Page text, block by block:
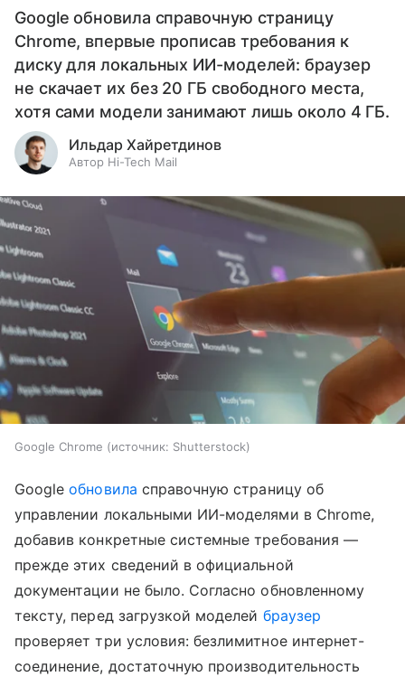
Google обновила справочную страницу
Chrome, впервые прописав требования к
диску для локальных ИИ-моделей: браузер
не скачает их без 20 ГБ свободного места,
хотя сами модели занимают лишь около 4 ГБ.
Ильдар Хайретдинов
Автор Hi-Tech Mail
Google Chrome источник: Shutterstock
Googleобновила справочную страницу об
управлении локальными ИИ-моделями в Chrome,
добавив конкретные системные требования —
прежде этих сведений в официальной
документации не было. Согласно обновленному
тексту, перед загрузкой моделей браузер
проверяет три условия: безлимитное интернет-
соединение, достаточную производительность